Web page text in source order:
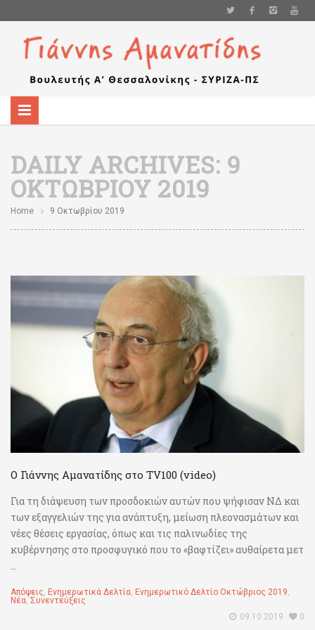
DAILY ARCHIVES: 9
ΟΚΤΩΒΡΊΟΥ 2019
Home 9 Οκτωβρίου 2019
Ο Γιάννης Αμανατίδης στο TV100 (video)
Για τη διάψευση των προσδοκιών αυτών που ψήφισαν ΝΔ και
των εξαγγελιών της για ανάπτυξη, μείωση πλεονασμάτων και
νέες θέσεις εργασίας, όπως και τις παλινωδίες της
κυβέρνησης στο προσφυγικό που το «βαφτίζει» αυθαίρετα μετ
...
Απόψεις, Ενημερωτικά Δελτία, Ενημερωτικό Δελτίο Οκτώβριος 2019,
Νέα, Συνεντεύξεις
09.10.2019
0